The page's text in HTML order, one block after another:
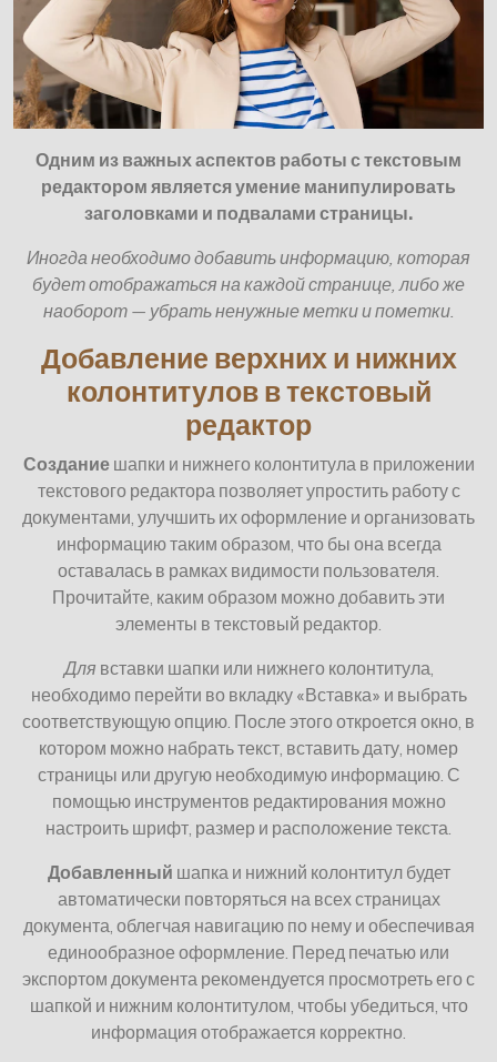
Одним из важных аспектов работы с текстовым
редактором является умение манипулировать
заголовками и подвалами страницы.
Иногда необходимо добавить информацию, которая
будет отображаться на каждой странице, либо же
наоборот — убрать ненужные метки и пометки.
Добавление верхних и нижних
колонтитулов в текстовый
редактор
Созданиешапки и нижнего колонтитула в приложении
текстового редактора позволяет упростить работу с
документами, улучшить их оформление и организовать
информацию таким образом, что бы она всегда
оставалась в рамках видимости пользователя.
Прочитайте, каким образом можно добавить эти
элементы в текстовый редактор.
Для вставки шапки или нижнего колонтитула,
необходимо перейти во вкладку «Вставка» и выбрать
соответствующую опцию. После этого откроется окно, в
котором можно набрать текст, вставить дату, номер
страницы или другую необходимую информацию. С
помощью инструментов редактирования можно
настроить шрифт, размер и расположение текста.
Добавленный шапка и нижний колонтитул будет
автоматически повторяться на всех страницах
документа, облегчая навигацию по нему и обеспечивая
единообразное оформление. Перед печатью или
экспортом документа рекомендуется просмотреть его с
шапкой и нижним колонтитулом, чтобы убедиться, что
информация отображается корректно.